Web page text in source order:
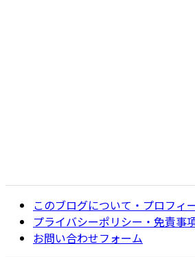
このブログについて・プロフィ
プライバシーポリシー・免責事
お問い合わせフォーム